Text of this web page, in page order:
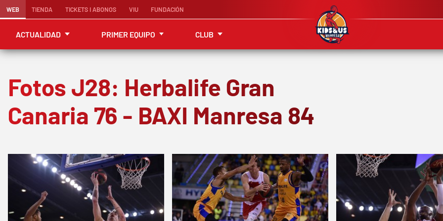
WEB TIENDA TICKETS I ABONOS VIU FUNDACIÓN
ACTUALIDAD PRIMER EQUIPO CLUB
Fotos J28: Herbalife Gran
Canaria 76 - BAXI Manresa 84